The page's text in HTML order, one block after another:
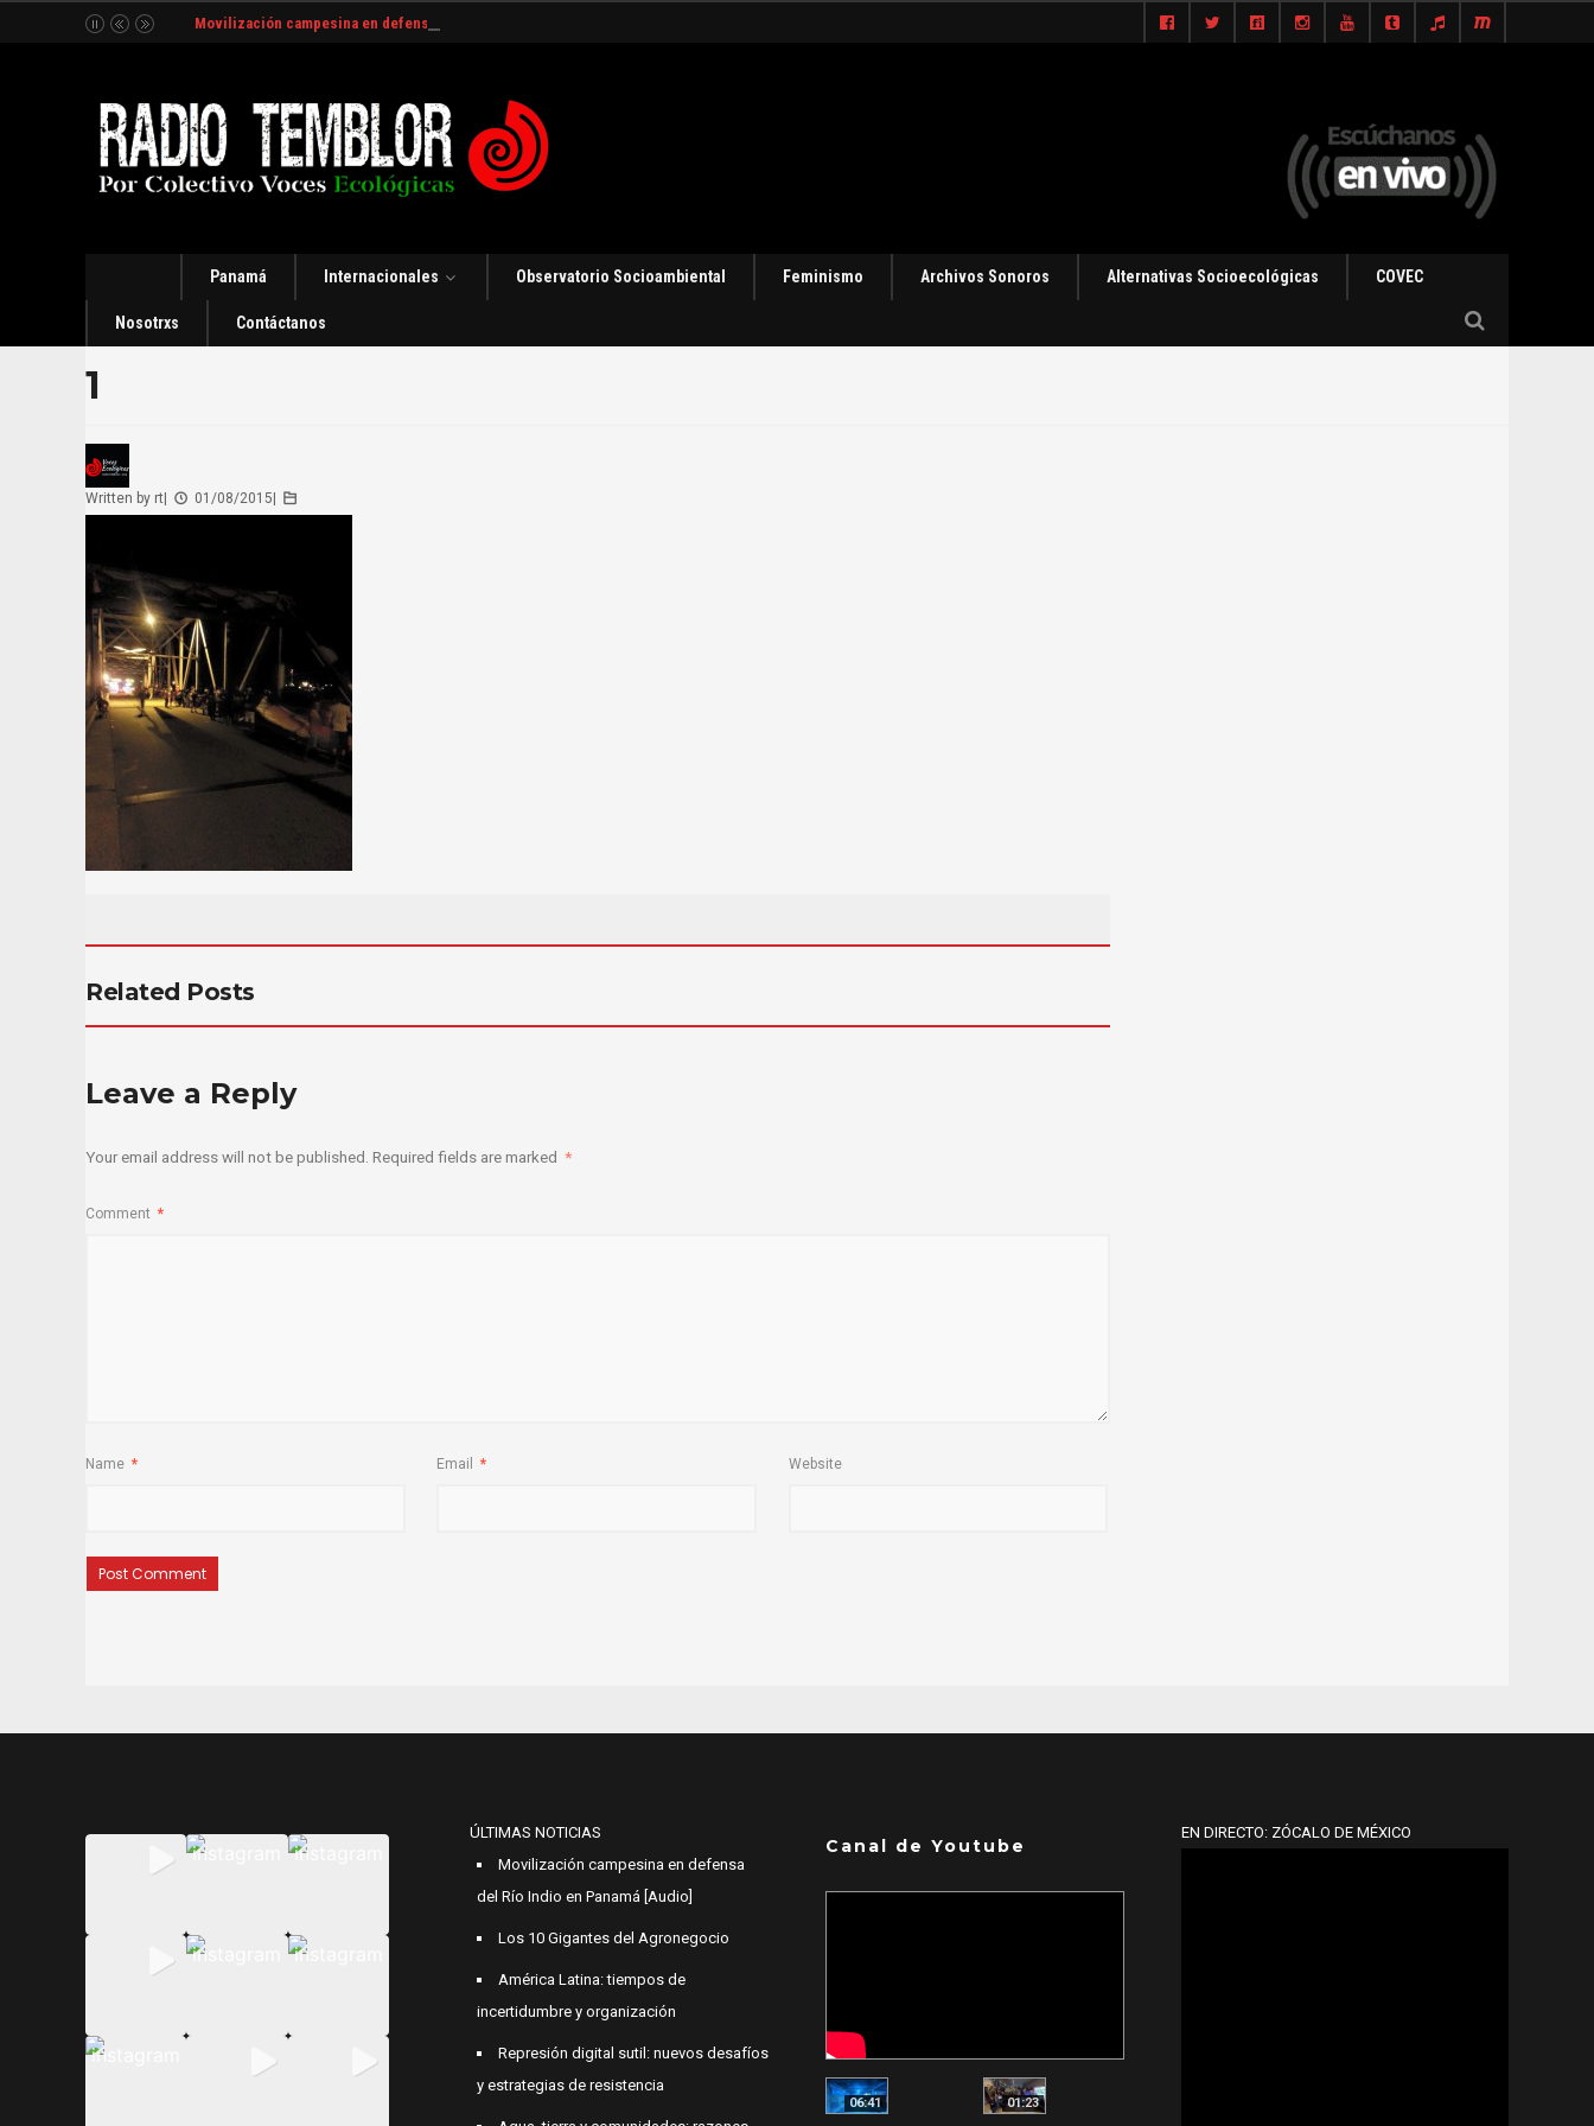
Movilización campesina en defensa del Río Indio en Panamá [Audio]
Panamá Internacionales Observatorio Socioambiental Feminismo Archivos Sonoros Alternativas Socioecológicas COVEC
Nosotrxs Contáctanos
1
Written by rt 01/08/2015
Related Posts
Leave a Reply
Your email address will not be published. Required fields are marked *
Comment *
Name * Email * Website
ÚLTIMAS NOTICIAS
Movilización campesina en defensa
del Río Indio en Panamá [Audio]
Los 10 Gigantes del Agronegocio
América Latina: tiempos de
incertidumbre y organización
Represión digital sutil: nuevos desafíos
y estrategias de resistencia
Canal de Youtube
06:41 01:23
EN DIRECTO: ZÓCALO DE MÉXICO